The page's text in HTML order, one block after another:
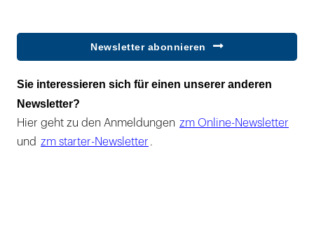
Newsletter abonnieren
Sie interessieren sich für einen unserer anderen
Newsletter?
Hier geht zu den Anmeldungen zm Online-Newsletter
und zm starter-Newsletter .